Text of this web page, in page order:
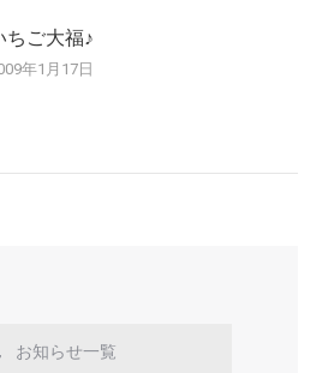
ちご大福♪
年1月17日
お知らせ一覧